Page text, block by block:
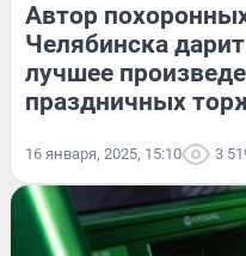
Автор
Челябинска
лучшее
праздничных
16 января, 2025, 15:10 3